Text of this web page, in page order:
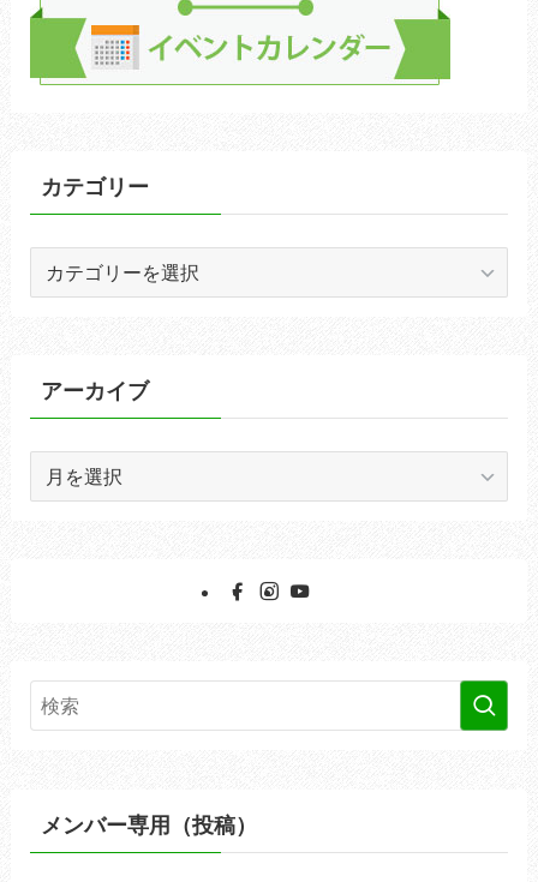
カテゴリー
ーアーカイブ
メンバー専用（投稿）